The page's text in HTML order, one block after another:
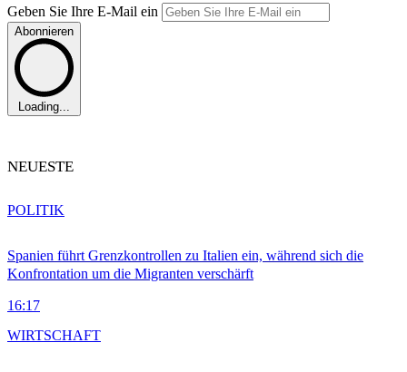
Geben Sie Ihre E-Mail ein
Abonnieren
Loading...
NEUESTE
Spanien führt Grenzkontrollen zu Italien ein, während sich die
Konfrontation um die Migranten verschärft
16:17
POLITIK
WIRTSCHAFT